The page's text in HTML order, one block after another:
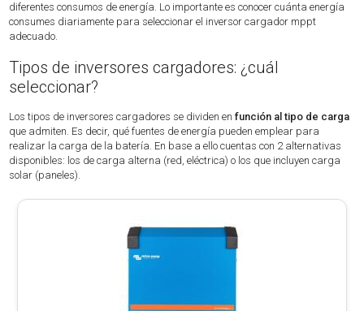
diferentes consumos de energía. Lo importante es conocer cuánta energía
consumes diariamente para seleccionar el inversor cargador mppt
adecuado.
Tipos de inversores cargadores: ¿cuál
seleccionar?
Los tipos de inversores cargadores se dividen en función al tipo de carga
que admiten. Es decir, qué fuentes de energía pueden emplear para
realizar la carga de la batería. En base a ello cuentas con 2 alternativas
disponibles: los de carga alterna (red, eléctrica) o los que incluyen carga
solar (paneles).